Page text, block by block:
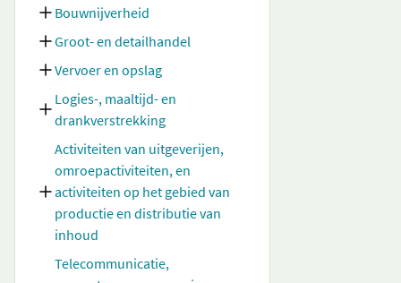
Bouwnijverheid
Groot- en detailhandel
Vervoer en opslag
Logies-, maaltijd- en
drankverstrekking
Activiteiten van uitgeverijen,
omroepactiviteiten, en
activiteiten op het gebied van
productie en distributie van
inhoud
Telecommunicatie,